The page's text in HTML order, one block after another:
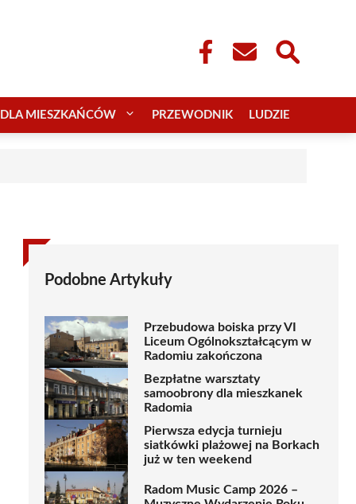
DLA MIESZKAŃCÓW PRZEWODNIK LUDZIE
Podobne Artykuły
Przebudowa boiska przy VI
Liceum Ogólnokształcącym w
Radomiu zakończona
Bezpłatne warsztaty
samoobrony dla mieszkanek
Radomia
Pierwsza edycja turnieju
siatkówki plażowej na Borkach
już w ten weekend
Radom Music Camp 2026 –